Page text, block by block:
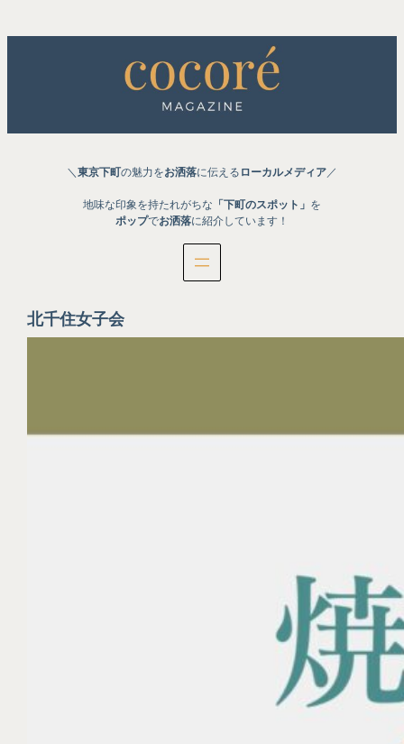
容
ッ
＼ 東京下町の魅力をお洒落に伝える ローカルメディア ／
地味な印象を持たれがちな 「下町のスポット」 を
ポップでお洒落に紹介しています！
北千住女子会